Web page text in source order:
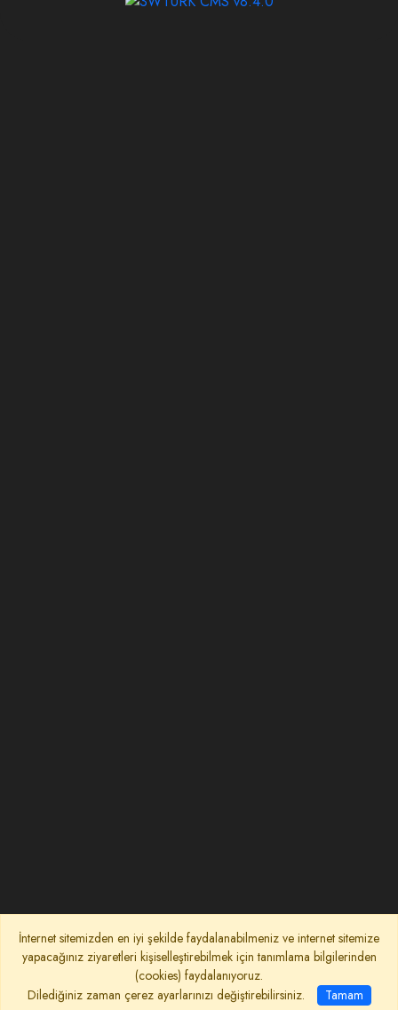
İnternet sitemizden en iyi şekilde faydalanabilmeniz ve internet sitemize
yapacağınız ziyaretleri kişiselleştirebilmek için tanımlama bilgilerinden
(cookies) faydalanıyoruz.
Dilediğiniz zaman çerez ayarlarınızı değiştirebilirsiniz.
Tamam